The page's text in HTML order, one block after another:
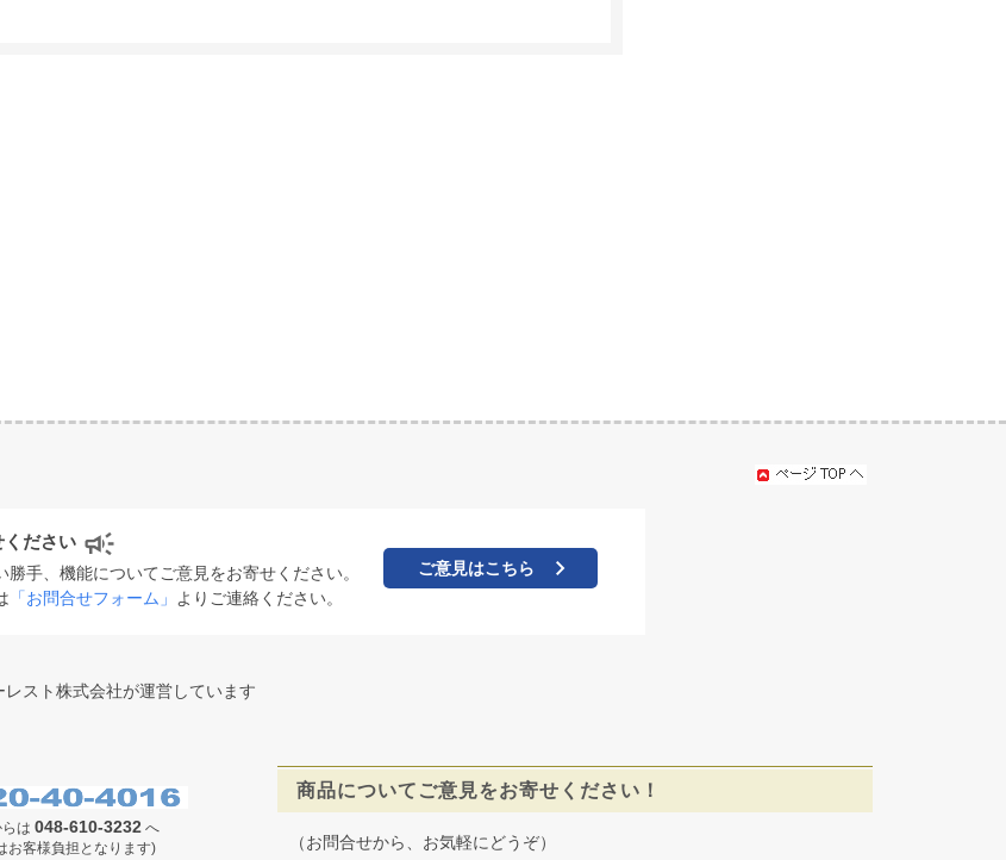
ください
手、機能についてご意見をお寄せください。
「お問合せフォーム」 よりご連絡ください。
ご意見はこちら
レスト株式会社が運営しています
は 048-610-3232 へ
お客様負担となります)
商品についてご意見をお寄せください！
（お問合せから、お気軽にどうぞ）